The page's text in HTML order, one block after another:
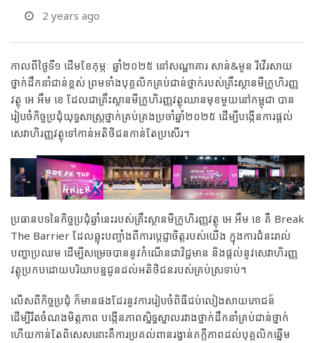
2 years ago
កាលពីថ្ងៃទី១ ដើមខែកុម្ភៈ ឆ្នាំ២០២៥ នៅសណ្ឋាគារ សាន់&មូន រីវើរសាយ​
ថ្នាក់ដឹកនាំជាន់ខ្ពស់ ព្រមទាំងបុគ្គលិកគ្រប់ជាន់ថ្នាក់របស់គ្រឹះស្ថានមីក្រូហិរញ្ញ
វត្ថុ អេ អឹម ខេ ដែលជាគ្រឹះស្ថានមីក្រូហិរញ្ញវត្ថុឈានមុខមួយនៅកម្ពុជា បាន
រៀបចំកិច្ចប្រជុំយុទ្ធសាស្ត្រថ្នាក់គ្រប់គ្រងប្រចាំឆ្នាំ២០២៥ ដើម្បីបង្កើនការផ្តល់
សេវាហិរញ្ញវត្ថុទៅកាន់អតិថិជនកាន់តែប្រសើរ។
ប្រធានបទនៃកិច្ចប្រជុំឆ្នាំនេះរបស់គ្រឹះស្ថានមីក្រូហិរញ្ញវត្ថុ អេ អឹម ខេ គឺ Break
The Barrier ដែលឆ្លុះបញ្ចាំងពីការប្តេជ្ញាចិត្តរបស់យើង ក្នុងការជំនះរាល់
បញ្ហាប្រឈម ដើម្បីសម្រេចបាននូវកំណើនជាវិជ្ជមាន និងផ្តល់នូវសេវាហិរញ្ញ
វត្ថុប្រកបដោយបរិយាបន្នជូនដល់អតិថិជនរបស់គ្រប់ស្រទាប់។
លើសពីកិច្ចប្រជុំ ក៏មានផងដែរនូវការរៀបចំពិធីជប់លៀងសាយ​ភោជន៍
ដើម្បីរឹតចំណងមិត្តភាព បង្កើនភាពស្និទ្ធស្នាលរវាងថ្នាក់ដឹកនាំគ្រប់ជាន់ថ្នាក់
ហើយកាន់តែពិសេសនោះគឺការប្រគល់ពានរង្វាន់ភក្តីភាពដល់បុគ្គលិកឆ្នើម